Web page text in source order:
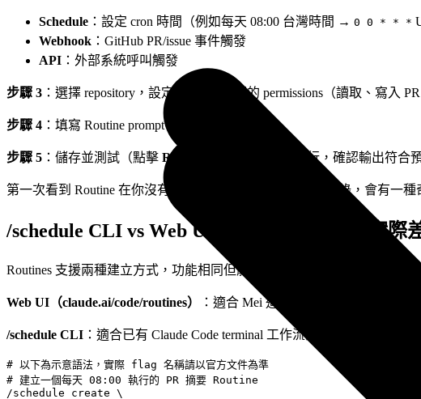
Schedule ：設定 cron 時間（例如每天 08:00 台灣時間 → 0 0 * * *
Webhook ：GitHub PR/issue 事件觸發
API ：外部系統呼叫觸發
步驟 3 ：選擇 repository，設定 Routine 需要的 permissions（讀取、寫入 PR
步驟 4 ：填寫 Routine prompt（見下方模板）
步驟 5 ：儲存並測試（點擊 Run now 觸發一次手動執行，確認輸出符合預
第一次看到 Routine 在你沒有觸發的情況下自動出現執行記錄，會有一
/schedule CLI vs Web UI：兩種建立方式的實際
Routines 支援兩種建立方式，功能相同但體驗不同：
Web UI（claude.ai/code/routines） ：適合 Mei 這類不熟 CLI 的用戶，或
/schedule CLI ：適合已有 Claude Code terminal 工作流的開發者，或
# 以下為示意語法，實際 flag 名稱請以官方文件為準
# 建立一個每天 08:00 執行的 PR 摘要 Routine
/schedule create \